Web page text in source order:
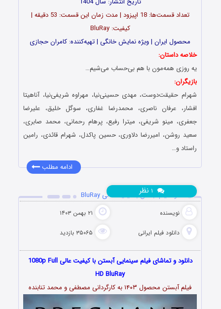
تعداد قسمت‌ها: 18 اپیزود | مدت زمان این قسمت: 53 دقیقه |
کیفیت: BluRay
محصول ایران | ویژه نمایش خانگی | تهیه‌کننده: کامران حجازی
خلاصه داستان:
یه روزی همه‌مون با هم بی‌حساب می‌شیم…
بازیگران:
شهرام حقیقت‌دوست، مهدی حسینی‌نیا، مهراوه شریفی‌نیا، آناهیتا
افشار، عرفان ناصری، محمدرضا غفاری، سوگل خلیق، علیرضا
جعفری، مینو شریفی، میترا رفیع، پرهام رحمانی، محمد صابری،
سعید روشن، امیررضا دلاوری، حسین پاکدل، شهرام قائدی، رامین
راستاد و…
ادامه مطلب
دانلود فیلم آبستن با کیفیت عالی BluRay
نویسنده ۲۱ بهمن ۱۴۰۳
دانلود فیلم‌ ایرانی ۳۵۰۶۵ بازدید
نظر
دانلود و تماشای فیلم سینمایی آبستن با کیفیت عالی 1080p Full
HD BluRay
فیلم آبستن محصول ۱۴۰۳ به کارگردانی مصطفی و محمد تنابنده